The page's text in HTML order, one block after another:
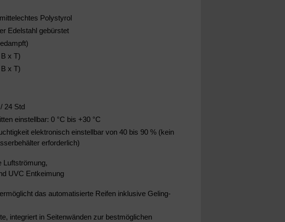
Polystyrol
Edelstahl gebürstet
x T)
x T)
24 Std
einstellbar: 0 °C bis +30 °C
elektronisch einstellbar von 40 bis 90 % (kein
erforderlich)
Luftströmung,
UVC Entkeimung
das automatisierte Reifen inklusive Geling-
integriert in Seitenwänden zur bestmöglichen